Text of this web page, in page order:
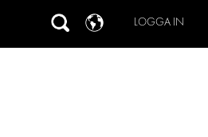
LOGGA IN